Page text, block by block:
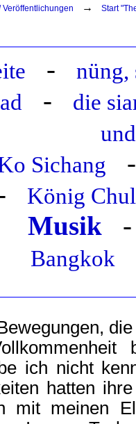
Veröffentlichungen → Start
-
nüng,
-
die
Sichang
König
Musik
Bangkok
ich nicht
hatten
mit meinen